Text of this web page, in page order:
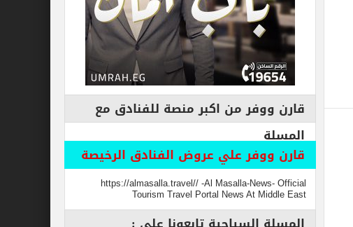
قارن ووفر من اكبر منصة للفنادق مع
المسلة
قارن ووفر علي عروض الفنادق الرخيصة
https://almasalla.travel// -Al Masalla-News- Official
Tourism Travel Portal News At Middle East